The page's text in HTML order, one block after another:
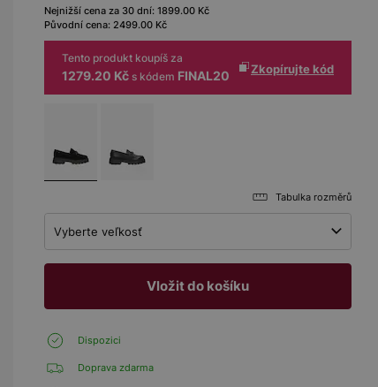
Nejnižší cena za 30 dní: 1899.00 Kč
Původní cena: 2499.00 Kč
Tento produkt koupíš za
1279.20 Kč s kódem FINAL20 Zkopírujte kód
Tabulka rozměrů
Vyberte veľkosť
Vložit do košíku
Dispozici
Doprava zdarma